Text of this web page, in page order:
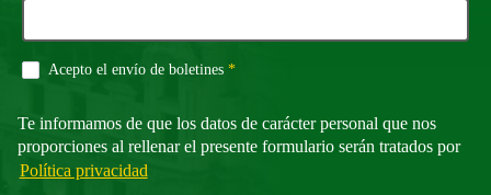
Acepto el envío de boletines *Campo obligatorio
Te informamos de que los datos de carácter personal que nos
proporciones al rellenar el presente formulario serán tratados por
Política privacidad